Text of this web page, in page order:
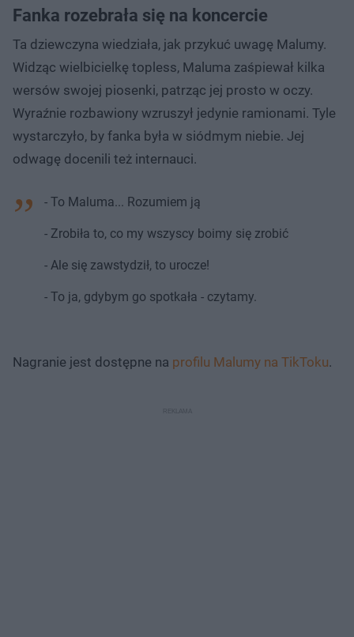
Fanka rozebrała się na koncercie
Ta dziewczyna wiedziała, jak przykuć uwagę Malumy.
Widząc wielbicielkę topless, Maluma zaśpiewał kilka
wersów swojej piosenki, patrząc jej prosto w oczy.
Wyraźnie rozbawiony wzruszył jedynie ramionami. Tyle
wystarczyło, by fanka była w siódmym niebie. Jej
odwagę docenili też internauci.
- To Maluma... Rozumiem ją
- Zrobiła to, co my wszyscy boimy się zrobić
- Ale się zawstydził, to urocze!
- To ja, gdybym go spotkała - czytamy.
Nagranie jest dostępne na profilu Malumy na TikToku.